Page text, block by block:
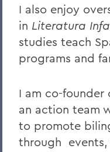
I also enjoy
in Literatura
studies teach
programs and
I am co-founder
an action team
to promote
through